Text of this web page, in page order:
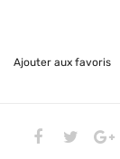
Ajouter aux favoris